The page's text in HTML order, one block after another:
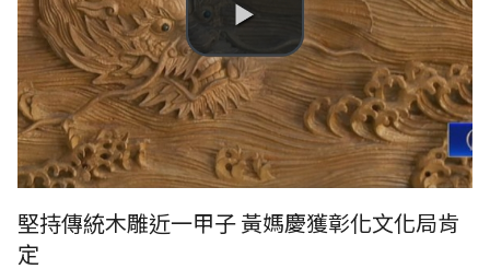
堅持傳統木雕近一甲子 黃媽慶獲彰化文化局肯
定